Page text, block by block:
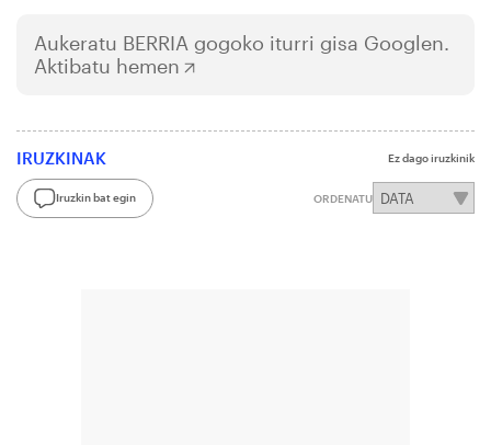
Aukeratu BERRIA gogoko iturri gisa Googlen.
Aktibatu hemen
IRUZKINAK Ez dago iruzkinik
Iruzkin bat egin ORDENATU